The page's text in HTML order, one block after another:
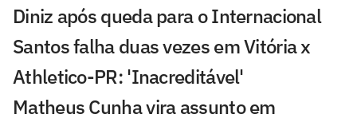
Diniz após queda para o Internacional
Santos falha duas vezes em Vitória x
Athletico-PR: 'Inacreditável'
Matheus Cunha vira assunto em